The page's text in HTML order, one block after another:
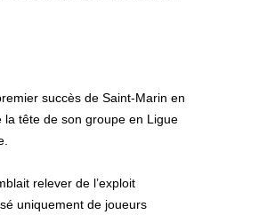
succès de Saint-Marin en
la tête de son groupe en Ligue
relever de l’exploit
uniquement de joueurs